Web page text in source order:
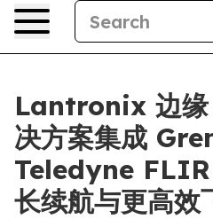
Lantronix 边
决方案集成
Teledyne FLIR
长续航与更高效